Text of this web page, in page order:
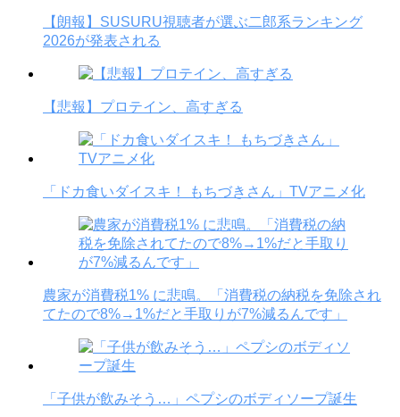
【朗報】SUSURU視聴者が選ぶ二郎系ランキング
2026が発表される
【悲報】プロテイン、高すぎる
「ドカ食いダイスキ！ もちづきさん」TVアニメ化
農家が消費税1% に悲鳴。「消費税の納税を免除され
てたので8%→1%だと手取りが7%減るんです」
「子供が飲みそう…」ペプシのボディソープ誕生